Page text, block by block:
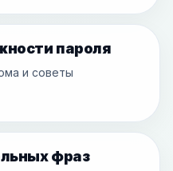
пароля
и советы
фраз